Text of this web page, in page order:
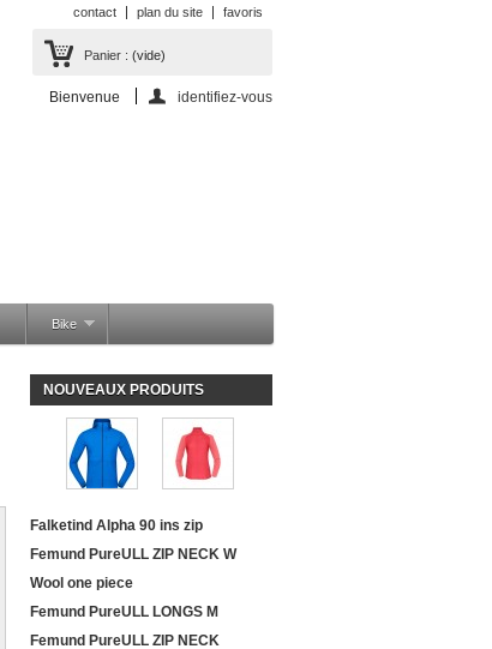
contact plan du site favoris
Panier : (vide)
Bienvenue identifiez-vous
Bike
NOUVEAUX PRODUITS
Falketind Alpha 90 ins zip
Femund PureULL ZIP NECK W
Wool one piece
Femund PureULL LONGS M
Femund PureULL ZIP NECK